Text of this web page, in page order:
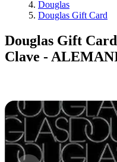
Douglas
Douglas Gift Card
Douglas Gift
Clave -